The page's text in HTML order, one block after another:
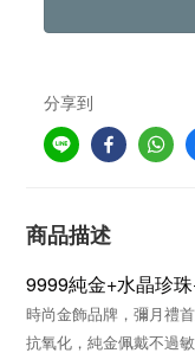
分享到
商品描述
9999純金+水晶珍珠
時尚金飾品牌，彌月禮首
抗氧化，純金佩戴不過敏